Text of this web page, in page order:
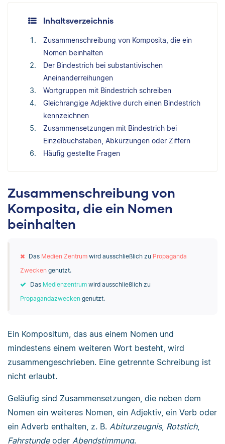
Inhaltsverzeichnis
Zusammenschreibung von Komposita, die ein
Nomen beinhalten
Der Bindestrich bei substantivischen
Aneinanderreihungen
Wortgruppen mit Bindestrich schreiben
Gleichrangige Adjektive durch einen Bindestrich
kennzeichnen
Zusammensetzungen mit Bindestrich bei
Einzelbuchstaben, Abkürzungen oder Ziffern
Häufig gestellte Fragen
Zusammenschreibung von
Komposita, die ein Nomen
beinhalten
Das Medien Zentrumwird ausschließlich zu Propaganda
Zwecken genutzt.
Das Medienzentrumwird ausschließlich zu
Propagandazweckengenutzt.
Ein Kompositum, das aus einem Nomen und
mindestens einem weiteren Wort besteht, wird
zusammengeschrieben. Eine getrennte Schreibung ist
nicht erlaubt.
Geläufig sind Zusammensetzungen, die neben dem
Nomen ein weiteres Nomen, ein Adjektiv, ein Verb oder
ein Adverb enthalten, z. B. Abiturzeugnis, Rotstich,
Fahrstundeoder Abendstimmung.